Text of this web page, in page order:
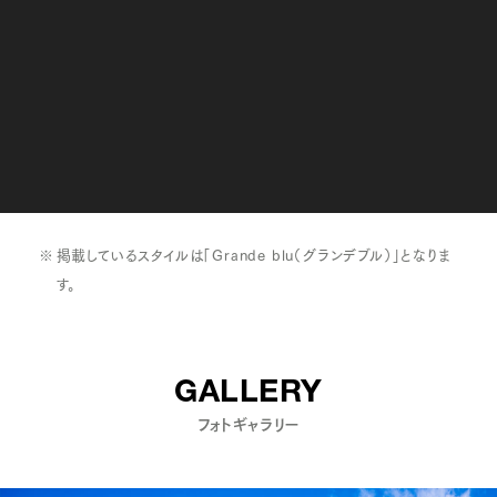
掲載しているスタイルは「Grande blu（グランデブル）」となりま
す。
GALLERY
フォトギャラリー